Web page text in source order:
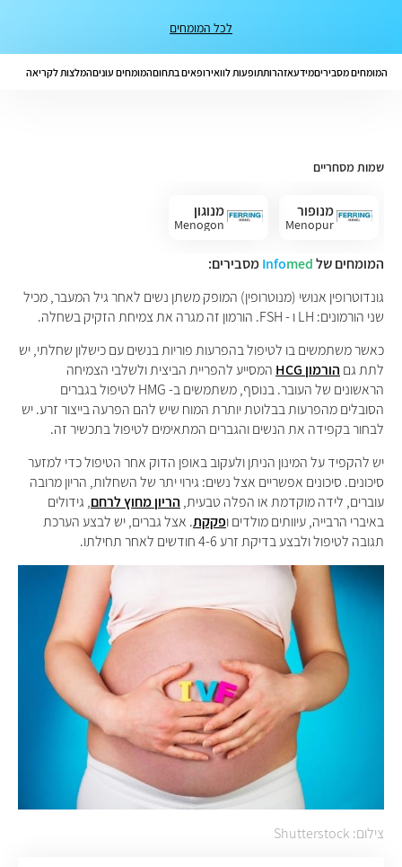
לכל המומחים
המומחים מסביריםמידעאזהרותתופעות לוואירופאים בתחוםהמומחים עוניםהמלצות לקריאה
שמות מסחריים
מנופור
Menopur
מנוגון
Menogon
המומחים של Infomed
מסבירים:
גונדוטרופין אנושי (מנוטרופין) המופק משתן נשים לאחר גיל המעבר, מכיל
שני הורמונים: LH ו - FSH. הורמון זה מגרה את צמיחת הזקיק בשחלה.
כאשר משתמשים בו לטיפול בהפרעות פוריות בנשים עם כישלון שחלתי, יש
לתת גם הורמון HCG
המסייע להפריית הביצית ולשלבי הצמיחה
הראשונים של העובר. בנוסף, משתמשים ב- HMG לטיפול בגברים
הסובלים מהפרעות בבלוטת יותרת המוח שיש להם הפרעה בייצור זרע. יש
לבחור בקפידה את הנשים והגברים המתאימים לטיפול בתכשיר זה.
יש להקפיד על המינון הניתן ולעקוב באופן הדוק אחר הטיפול כדי למזער
סיכונים. סיכונים אפשריים אצל נשים: גירוי יתר של השחלות, הריון מרובה
עוברים, לידה מוקדמת או הפלה טבעית, הריון מחוץ לרחם, גידולים
באיברי הרבייה, עיוותים מולדים ופקקת. אצל גברים, יש לבצע הערכת
תגובה לטיפול ולבצע בדיקת זרע 4-6 חודשים לאחר תחילתו.
צילום: Shutterstock